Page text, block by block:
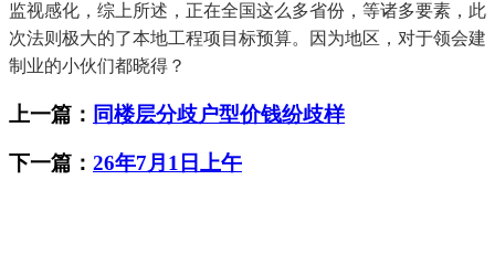
监视感化，综上所述，正在全国这么多省份，等诸多要素，此
次法则极大的了本地工程项目标预算。因为地区，对于领会建
制业的小伙们都晓得？
上一篇： 同楼层分歧户型价钱纷歧样
下一篇： 26年7月1日上午